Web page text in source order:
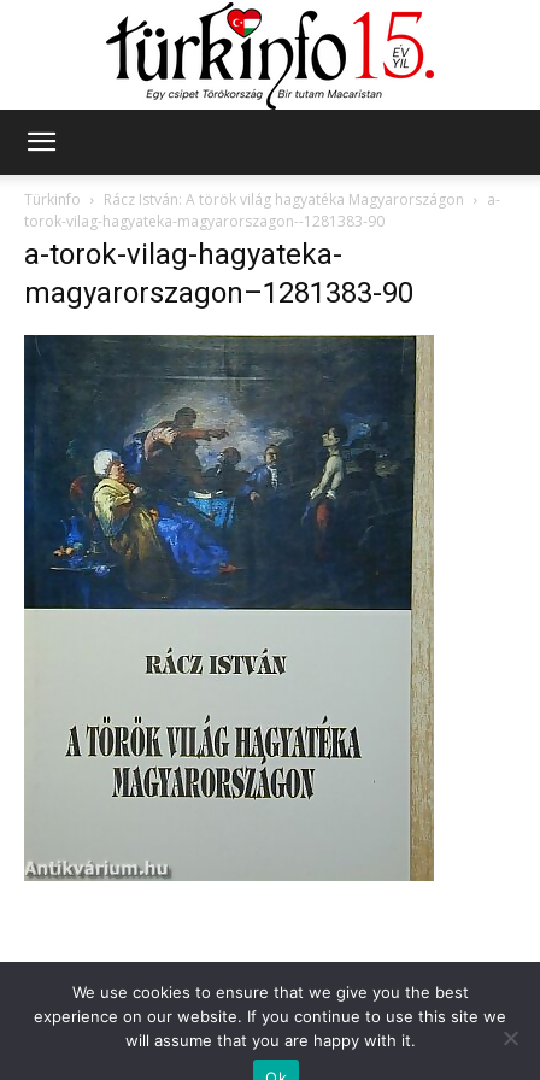
Türkinfo
Rácz István: A török világ hagyatéka Magyarországon
a-
torok-vilag-hagyateka-magyarorszagon--1281383-90
a-torok-vilag-hagyateka-
magyarorszagon–1281383-90
Támogasd a Türkinfót! Kiadványaink
Médiaajánlat
Impresszum
Adatkezelési Tájékoztató ÁSZF
Alapítvány
Rólunk
Kapcsolat
We use cookies to ensure that we give you the best
experience on our website. If you continue to use this site we
will assume that you are happy with it.